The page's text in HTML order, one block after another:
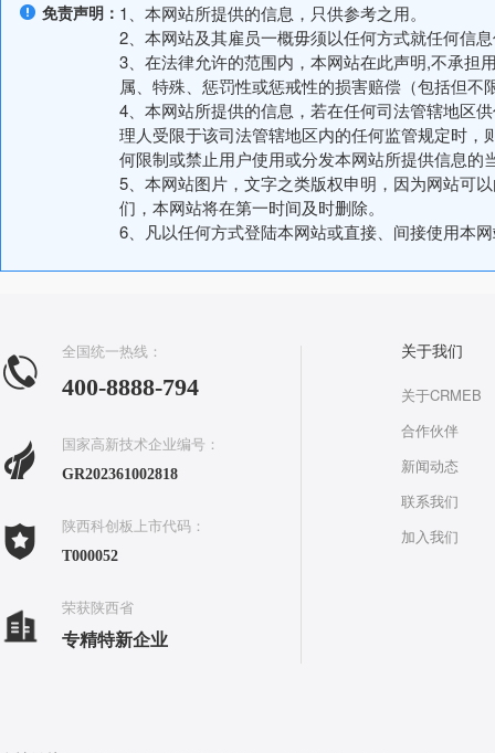
免责声明： 1、本网站所提供的信息，只供参考之用。
2、本网站及其雇员一概毋须以任何方式就任何信
3、在法律允许的范围内，本网站在此声明,不承担
属、特殊、惩罚性或惩戒性的损害赔偿（包括但
4、本网站所提供的信息，若在任何司法管辖地区
理人受限于该司法管辖地区内的任何监管规定时
何限制或禁止用户使用或分发本网站所提供信息的
5、本网站图片，文字之类版权申明，因为网站可
们，本网站将在第一时间及时删除。
6、凡以任何方式登陆本网站或直接、间接使用本
全国统一热线：
400-8888-794
国家高新技术企业编号：
GR202361002818
陕西科创板上市代码：
T000052
荣获陕西省
专精特新企业
关于我们
关于CRMEB
合作伙伴
新闻动态
联系我们
加入我们